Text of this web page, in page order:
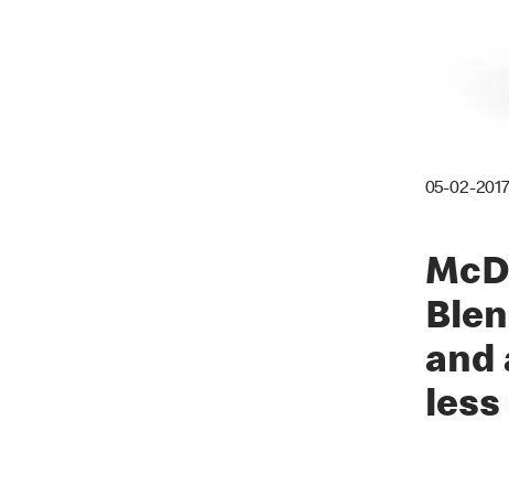
05-02-2017
and
less